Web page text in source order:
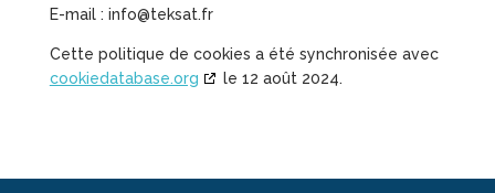
E-mail : info@teksat.fr
Cette politique de cookies a été synchronisée avec
cookiedatabase.org
le 12 août 2024.